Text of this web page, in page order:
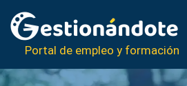
Portal de empleo y formación